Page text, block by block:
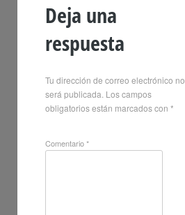
Deja una
respuesta
Tu dirección de correo electrónico no
será publicada. Los campos
obligatorios están marcados con *
Comentario*